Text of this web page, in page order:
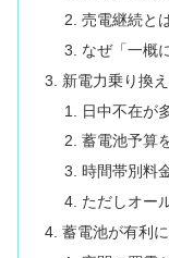
売電継続と
なぜ「一概
新電力乗り換
日中不在が
蓄電池予算
時間帯別料
ただしオー
蓄電池が有利